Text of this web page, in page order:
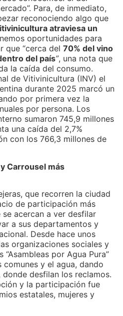
Para, de inmediato,
reconociendo algo que
atraviesa un
oportunidades para
que “cerca del 70% del vino
del país”, una nota que
la caída del consumo.
de Vitivinicultura (INV) el
durante 2025 marcó un
por primera vez la
por persona. Los
sumaron 745,9 millones
una caída del 2,7%
con los 766,3 millones de
Carrousel más
que recorren la ciudad
de participación más
acercan a ver desfilar
a sus departamentos y
Desde hace unos
organizaciones sociales y
por Agua Pura”
y el agua, dando
desfilan los reclamos.
y la participación fue
estatales, mujeres y